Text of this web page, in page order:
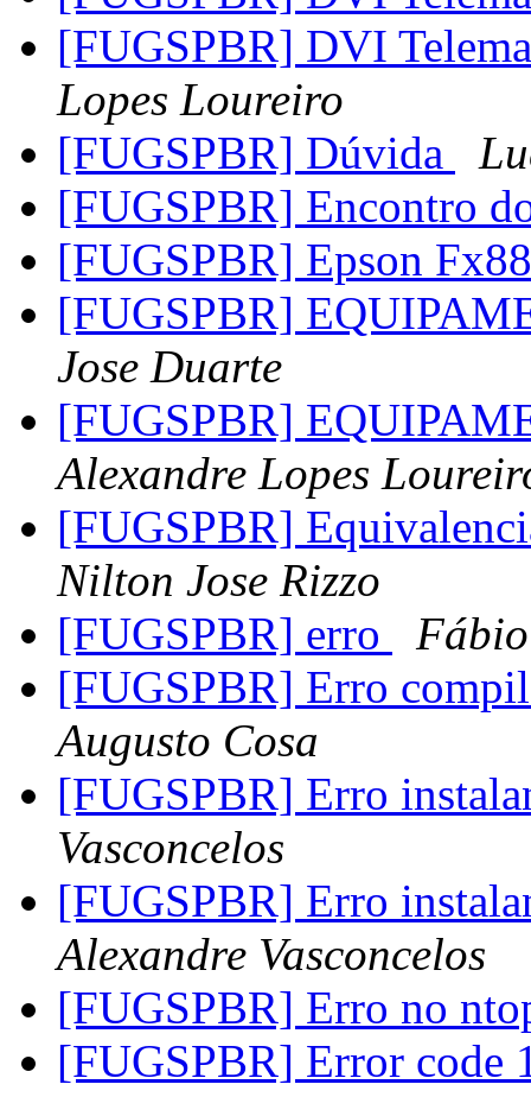
[FUGSPBR] DVI
Lopes Loureiro
[FUGSPBR] Dúvida
[FUGSPBR] Encontro
[FUGSPBR] Epson
[FUGSPBR]
Jose Duarte
[FUGSPBR]
Alexandre Lopes
[FUGSPBR]
Nilton Jose Rizzo
[FUGSPBR] erro
[FUGSPBR] Erro
Augusto Cosa
[FUGSPBR] Erro
Vasconcelos
[FUGSPBR] Erro
Alexandre Vasconcelos
[FUGSPBR] Erro no
[FUGSPBR] Error code